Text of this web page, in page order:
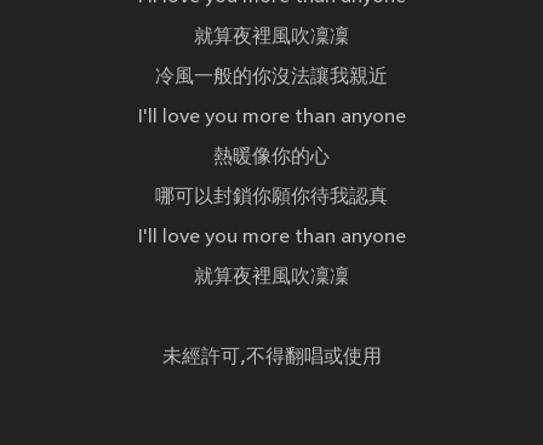
就算夜裡風吹凜凜
冷風一般的你沒法讓我親近
I'll love you more than anyone
熱暖像你的心
哪可以封鎖你願你待我認真
I'll love you more than anyone
就算夜裡風吹凜凜
未經許可,不得翻唱或使用